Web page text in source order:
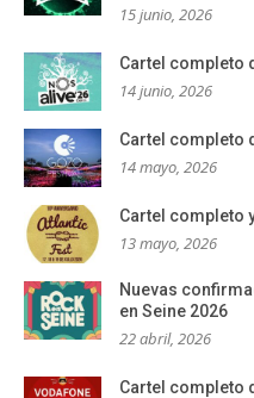
15 junio, 2026
Cartel completo
14 junio, 2026
Cartel completo
14 mayo, 2026
Cartel completo
13 mayo, 2026
Nuevas
en Seine 2026
22 abril, 2026
Cartel completo